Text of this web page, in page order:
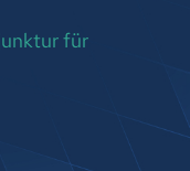
für